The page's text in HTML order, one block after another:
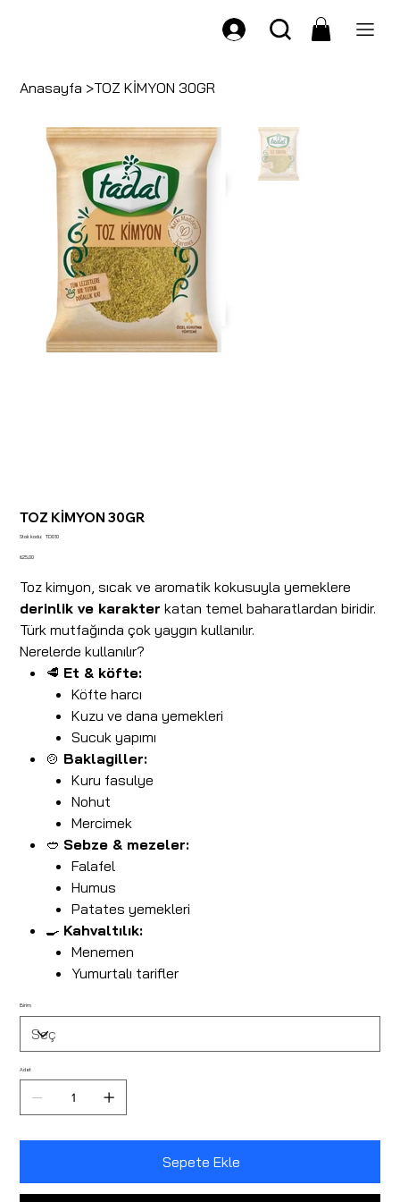
Anasayfa >TOZ KİMYON 30GR
TOZ KİMYON 30GR
Stok kodu: Stok
TD010
Fiyat
₺25,00
Toz kimyon, sıcak ve aromatik kokusuyla yemeklere
derinlik ve karakter katan temel baharatlardan biridir.
Türk mutfağında çok yaygın kullanılır.
Nerelerde kullanılır?
🥩 Et & köfte:
Köfte harcı
Kuzu ve dana yemekleri
Sucuk yapımı
🍲 Baklagiller:
Kuru fasulye
Nohut
Mercimek
🥙 Sebze & mezeler:
Falafel
Humus
Patates yemekleri
🍳 Kahvaltılık:
Menemen
Yumurtalı tarifler
Birim
Adet
Sepete Ekle